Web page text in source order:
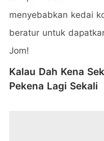
menyebabkan kedai
beratur untuk
Jom!
Kalau Dah Kena
Pekena Lagi Sekali